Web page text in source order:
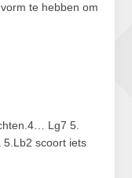
te hebben om
Lg7 5.
5.Lb2 scoort iets